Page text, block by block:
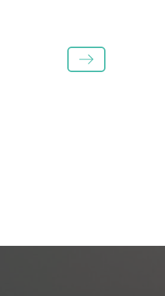
LÄS MER